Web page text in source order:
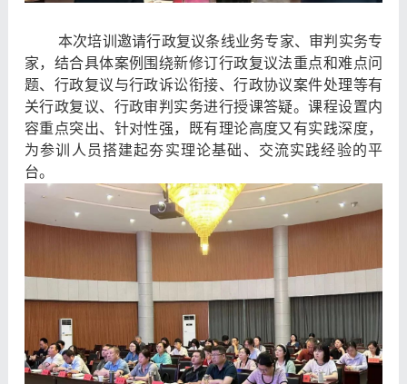
本次培训邀请行政复议条线业务专家、审判实务专
家，结合具体案例围绕新修订行政复议法重点和难点问
题、行政复议与行政诉讼衔接、行政协议案件处理等有
关行政复议、行政审判实务进行授课答疑。课程设置内
容重点突出、针对性强，既有理论高度又有实践深度，
为参训人员搭建起夯实理论基础、交流实践经验的平
台。